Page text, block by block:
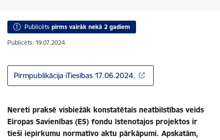
Publicēts pirms vairāk nekā 2 gadiem
Publicēts: 19.07.2024.
Pirmpublikācija iTiesības 17.06.2024.
Nereti praksē visbiežāk konstatētais neatbilstības veids
Eiropas Savienības (ES) fondu īstenotajos projektos ir
tieši iepirkumu normatīvo aktu pārkāpumi. Apskatām,